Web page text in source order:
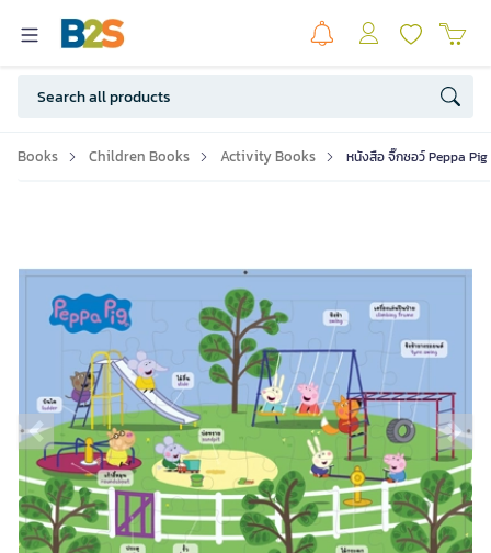
Books Children Books Activity Books หนังสือ จิ๊กซอว์ Peppa
Previous slide